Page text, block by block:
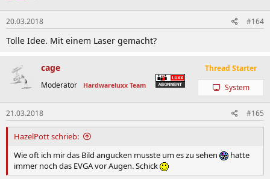
20.03.2018 #164
Tolle Idee. Mit einem Laser gemacht?
cage
Moderator Hardwareluxx Team
Thread Starter
System
21.03.2018 #165
HazelPott schrieb:
Wie oft ich mir das Bild angucken musste um es zu sehen
hatte
immer noch das EVGA vor Augen. Schick